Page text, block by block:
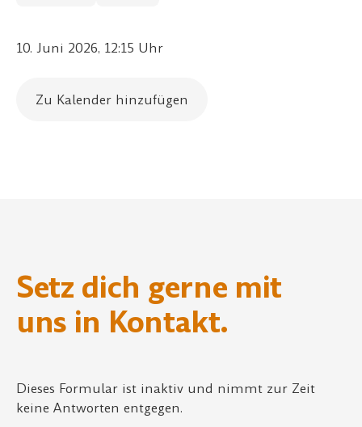
10. Juni 2026, 12:15 Uhr
Zu Kalender hinzufügen
Setz dich gerne mit
uns in Kontakt.
Dieses Formular ist inaktiv und nimmt zur Zeit
keine Antworten entgegen.